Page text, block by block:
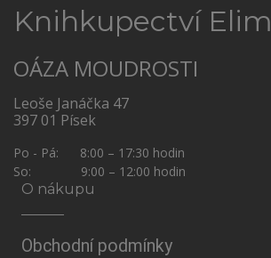
Knihkupectví Elim
OÁZA MOUDROSTI
Leoše Janáčka 47
397 01 Písek
Po - Pá: 8:00 – 17:30 hodin
So: 9:00 – 12:00 hodin
O nákupu
Obchodní podmínky